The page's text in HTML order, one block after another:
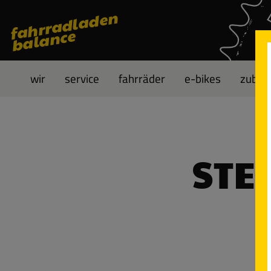
Hauptinhalt springen
Zur Hauptnavigation springen
fahrradladen
balance
wir service fahrräder e-bikes zubehör